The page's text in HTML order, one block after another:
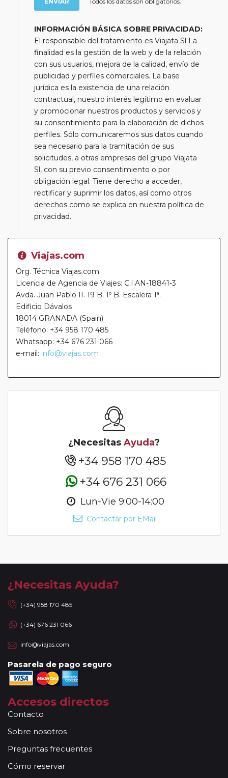
INFORMACIÓN BÁSICA SOBRE PRIVACIDAD:
El responsable del tratamiento es Viajata Sl La
finalidad es la gestión de la web y de la relación
con sus usuarios, mejora de la calidad, envío de
publicidad y perfiles comerciales. La base
jurídica es la existencia de una relación
contractual, nuestro interés legítimo en evaluar
y promocionar nuestros productos y servicios y
su consentimiento para la elaboración de dichos
perfiles. Sólo comunicaremos sus datos cuando
sea necesario para la tramitación de sus
solicitudes, a otras empresas del grupo Viajata
Sl, con su previo consentimiento o por
obligación legal. Tiene derecho a acceder,
rectificar y suprimir los datos, así como otros
derechos como se explica en nuestra política de
privacidad.
Viajas.com
Org. Técnica Viajas.com
Licencia de Agencia de Viajes: C.I.AN-18841-3
Avda. Juan Pablo II. 19 B. 1º B. Escalera 1ª.
Edificio Dávalos
18014 GRANADA (Spain)
Teléfono: +34 958 170 485
Whatsapp: +34 676 231 066
e-mail: info@viajas.com
¿Necesitas Ayuda?
+34 958 170 485
+34 676 231 066
Lun-Vie 9:00-14:00
Contactar por EMail
¿Necesitas Ayuda?
(+34) 958 170 485
(+34) 676 231 066
info@viajas.com
Pasarela de pago seguro
Accesos directos
Contacto
Sobre nosotros
Preguntas frecuentes
Cómo reservar